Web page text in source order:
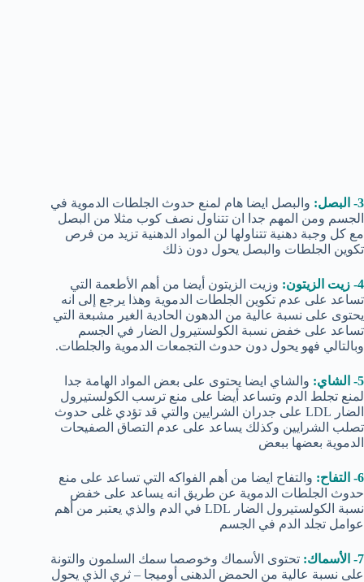
3- البصل:
والبصل ايضا هام لمنع حدوث الجلطات الدموية في
الجسم ومن المهم جدا ان تتناول نصف كوب مثلا من البصل
مع كل وجبة دهنية تتناولها لن المواد الدهنية تزيد من فرص
تكوين الجلطات والبصل يحول دون ذلك
4- زيت الزيتون:
وزيت الزيتون أيضا من أهم الأطعمة التي
تساعد على عدم تكوين الجلطات الدموية وهذا يرجع إلى انه
يحتوى على نسبة عالية من الدهون الحادية الغير مشبعة التي
تساعد على خفض نسبة الكولستيرول الضار في الجسم
وبالتالي فهو يحول دون حدوث التجمعات الدموية والجلطات.
5- الشاي:
والشاي ايضا يحتوى على بعض المواد الهامة جدا
لمنع تجلط الدم وتساعد أيضا على منع ترسب الكولستيرول
الضار LDL على جدران الشرايين والتي قد تؤدي غلى حدوث
تصلب الشرايين وكذلك يساعد على عدم التصاق الصفيحات
الدموية بعضها ببعض
6- التفاح:
والتفاح ايضا من أهم الفواكه التي تساعد على منع
حدوث الجلطات الدموية عن طريق انه يساعد على خفض
نسبة الكولستيرول الضار LDL في الدم والذي يعتبر من أهم
عوامل تجلد الدم في الجسم
7- الأسماك:
تحتوى الأسماك وخوصصا سمك السلمون والتونة
على نسبة عالية من الحمض الدهنى أوميجا – ثري الذي يحول